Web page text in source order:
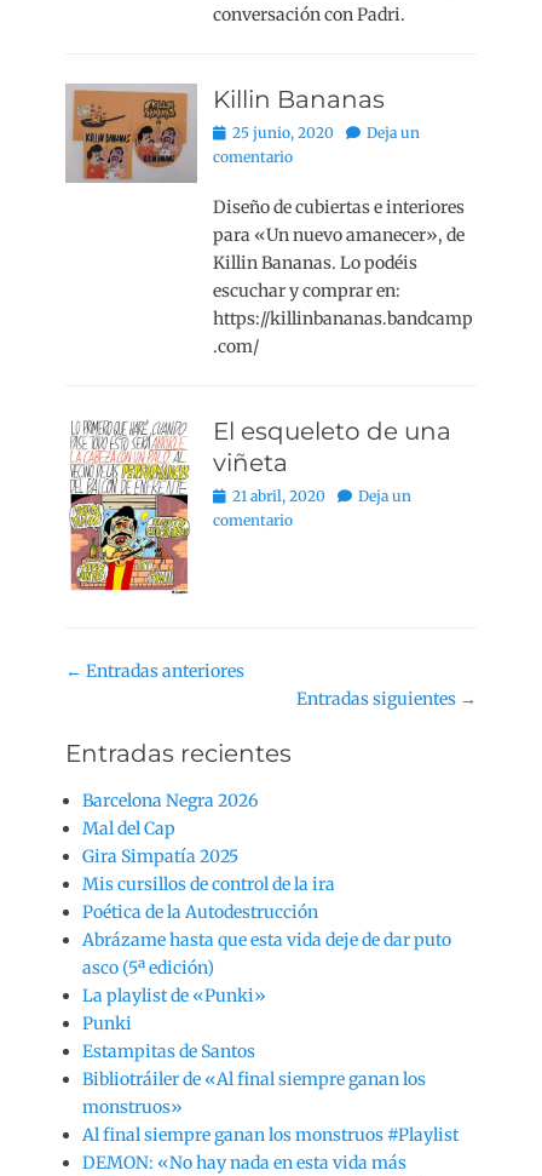
conversación con Padri.
Killin Bananas
Publicado
el
25 junio, 2020
Deja un
comentario
Diseño de cubiertas e interiores
para «Un nuevo amanecer», de
Killin Bananas. Lo podéis
escuchar y comprar en:
https://killinbananas.bandcamp
.com/
El esqueleto de una
viñeta
Publicado
el
21 abril, 2020
Deja un
comentario
Navegación
← Entradas anteriores
Entradas siguientes →
Entradas recientes
Barcelona Negra 2026
Mal del Cap
Gira Simpatía 2025
Mis cursillos de control de la ira
Poética de la Autodestrucción
Abrázame hasta que esta vida deje de dar puto
asco (5ª edición)
La playlist de «Punki»
Punki
Estampitas de Santos
Bibliotráiler de «Al final siempre ganan los
monstruos»
Al final siempre ganan los monstruos #Playlist
DEMON: «No hay nada en esta vida más